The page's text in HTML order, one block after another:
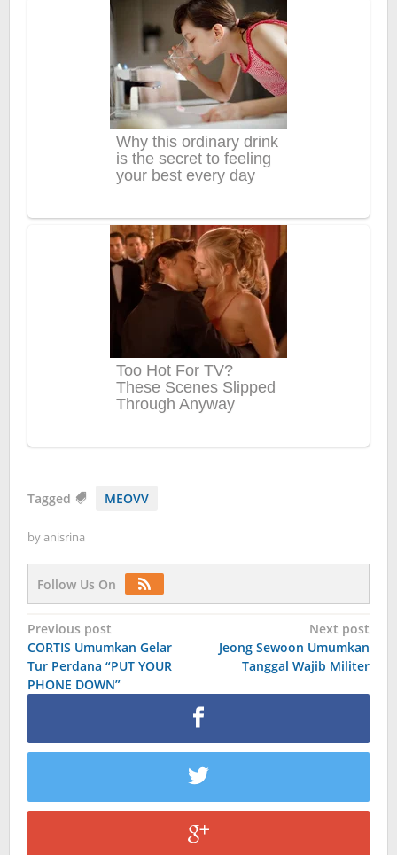
Tagged MEOVV
byanisrina
Follow Us On
Post
navigation
Previous post
CORTIS Umumkan Gelar
Tur Perdana “PUT YOUR
PHONE DOWN”
Next post
Jeong Sewoon Umumkan
Tanggal Wajib Militer